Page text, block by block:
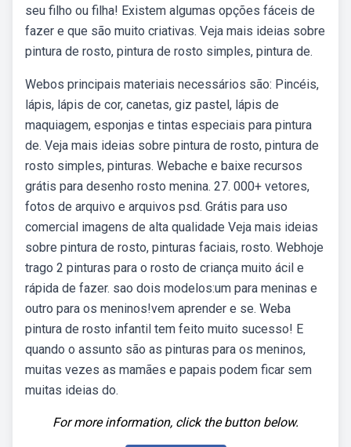
seu filho ou filha! Existem algumas opções fáceis de
fazer e que são muito criativas. Veja mais ideias sobre
pintura de rosto, pintura de rosto simples, pintura de.
Webos principais materiais necessários são: Pincéis,
lápis, lápis de cor, canetas, giz pastel, lápis de
maquiagem, esponjas e tintas especiais para pintura
de. Veja mais ideias sobre pintura de rosto, pintura de
rosto simples, pinturas. Webache e baixe recursos
grátis para desenho rosto menina. 27. 000+ vetores,
fotos de arquivo e arquivos psd. Grátis para uso
comercial imagens de alta qualidade Veja mais ideias
sobre pintura de rosto, pinturas faciais, rosto. Webhoje
trago 2 pinturas para o rosto de criança muito ácil e
rápida de fazer. sao dois modelos:um para meninas e
outro para os meninos!vem aprender e se. Weba
pintura de rosto infantil tem feito muito sucesso! E
quando o assunto são as pinturas para os meninos,
muitas vezes as mamães e papais podem ficar sem
muitas ideias do.
For more information, click the button below.